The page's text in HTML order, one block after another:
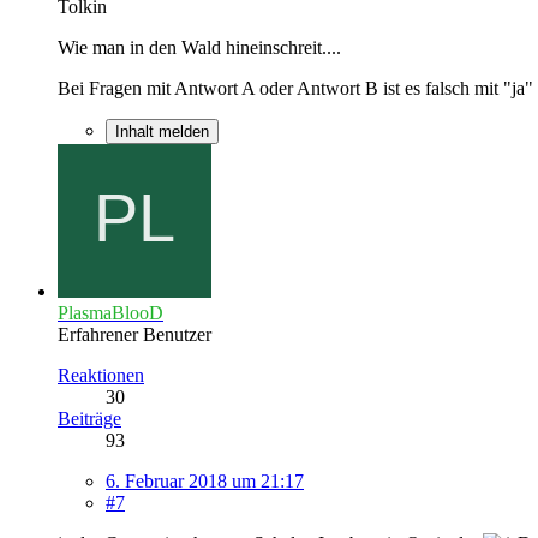
Tolkin
Wie man in den Wald hineinschreit....
Bei Fragen mit Antwort A oder Antwort B ist es falsch mit "ja"
Inhalt melden
PlasmaBlooD
Erfahrener Benutzer
Reaktionen
30
Beiträge
93
6. Februar 2018 um 21:17
#7